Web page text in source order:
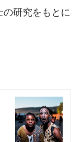
研究をもとに